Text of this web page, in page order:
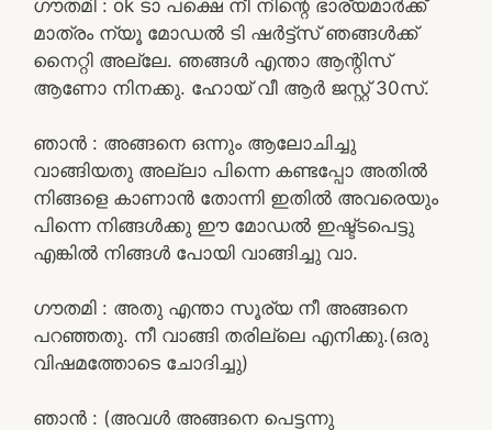
ഗൗതമി : ok ടാ പക്ഷെ നീ നിന്റെ ഭാര്യമാർക്ക്
മാത്രം ന്യൂ മോഡൽ ടി ഷർട്ട്സ് ഞങ്ങൾക്ക്
നൈറ്റി അല്ലേ. ഞങ്ങൾ എന്താ ആന്റിസ്
ആണോ നിനക്കു. ഹോയ് വീ ആർ ജസ്റ്റ്‌ 30സ്.
ഞാൻ : അങ്ങനെ ഒന്നും ആലോചിച്ചു
വാങ്ങിയതു അല്ലാ പിന്നെ കണ്ടപ്പോ അതിൽ
നിങ്ങളെ കാണാൻ തോന്നി ഇതിൽ അവരെയും
പിന്നെ നിങ്ങൾക്കു ഈ മോഡൽ ഇഷ്ട്ടപെട്ടു
എങ്കിൽ നിങ്ങൾ പോയി വാങ്ങിച്ചു വാ.
ഗൗതമി : അതു എന്താ സൂര്യ നീ അങ്ങനെ
പറഞ്ഞതു. നീ വാങ്ങി തരില്ലെ എനിക്കു.(ഒരു
വിഷമത്തോടെ ചോദിച്ചു)
ഞാൻ : (അവൾ അങ്ങനെ പെട്ടന്നു